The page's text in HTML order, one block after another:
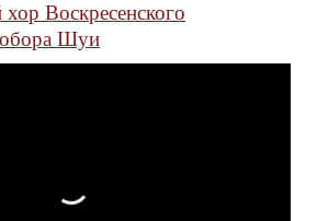
Воскресенского
Шуи